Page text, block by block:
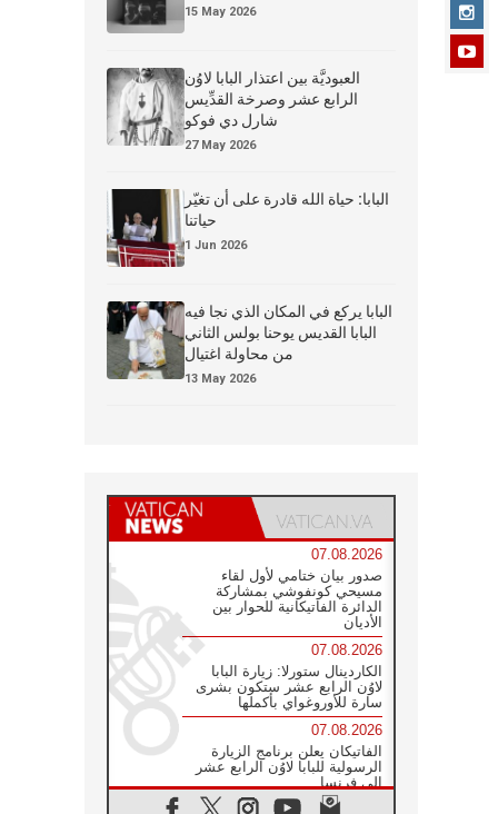
15 May 2026
العبوديَّة بين اعتذار البابا لاوُن
الرابع عشر وصرخة القدِّيس
شارل دي فوكو
27 May 2026
البابا: حياة الله قادرة على أن تغيّر
حياتنا
1 Jun 2026
البابا يركع في المكان الذي نجا فيه
البابا القديس يوحنا بولس الثاني
من محاولة اغتيال
13 May 2026
07.08.2026
صدور بيان ختامي لأول لقاء
مسيحي كونفوشي بمشاركة
الدائرة الفاتيكانية للحوار بين
الأديان
07.08.2026
الكاردينال ستورلا: زيارة البابا
لاوُن الرابع عشر ستكون بشرى
سارة للأوروغواي بأكملها
07.08.2026
الفاتيكان يعلن برنامج الزيارة
الرسولية للبابا لاوُن الرابع عشر
إلى فرنسا
07.08.2026